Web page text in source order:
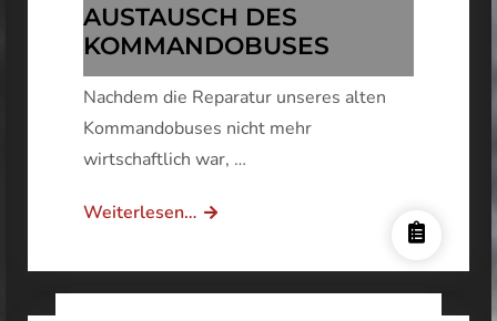
AUSTAUSCH DES
KOMMANDOBUSES
Nachdem die Reparatur unseres alten
Kommandobuses nicht mehr
wirtschaftlich war, …
Weiterlesen…TIME
SAY